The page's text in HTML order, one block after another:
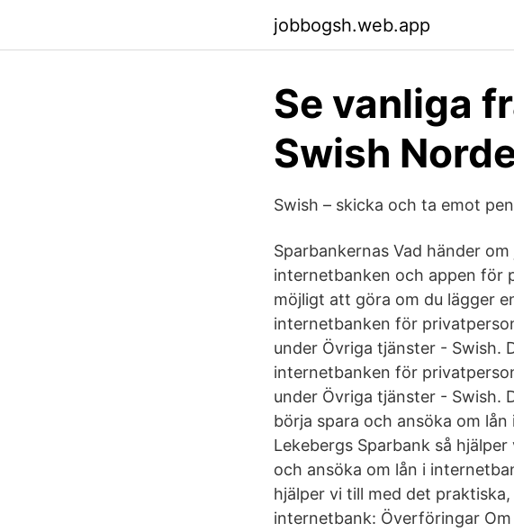
jobbogsh.web.app
Se vanliga
Swish
Swish – skicka och ta emot
Sparbankernas Vad händer
internetbanken och appen för
möjligt att göra om du lägger
internetbanken för
under Övriga tjänster - Swish.
internetbanken för
under Övriga tjänster - Swish.
börja spara och ansöka om
Lekebergs Sparbank så
och ansöka om lån i
hjälper vi till med det
internetbank: Överföringar